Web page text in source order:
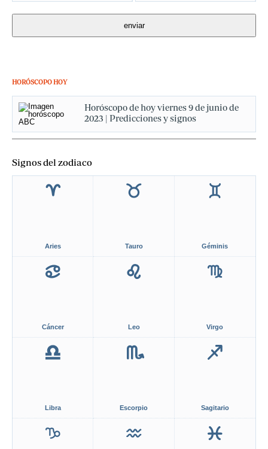
HORÓSCOPO HOY
Horóscopo de hoy viernes 9 de junio de
2023 | Predicciones y signos
Signos del zodiaco
Aries Tauro Géminis
Cáncer Leo Virgo
Libra Escorpio Sagitario